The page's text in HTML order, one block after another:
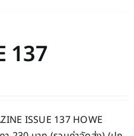
137
ISSUE 137 HOWE